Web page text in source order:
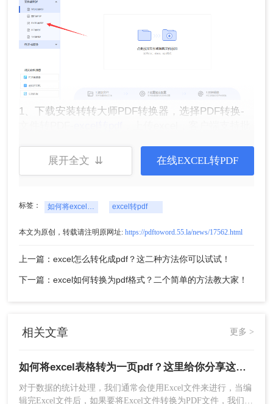
1、下载安装转转大师PDF转换器，选择PDF转换-
展开全文 ⇊ 在线EXCEL转PDF
标签： 如何将excel表格转为一页pdf excel转pdf
本文为原创，转载请注明原网址: https://pdftoword.55.la/news/17562.html
上一篇：excel怎么转化成pdf？这二种方法你可以试试！
下一篇：excel如何转换为pdf格式？二个简单的方法教大家！
相关文章 更多 >
如何将excel表格转为一页pdf？这里给你分享这二种操作方法!
对于数据的统计处理，我们通常会使用Excel文件来进行，当编
辑完Excel文件后，如果要将Excel文件转换为PDF文件，我们应